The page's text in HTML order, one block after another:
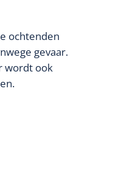
ochtenden
gevaar.
wordt ook